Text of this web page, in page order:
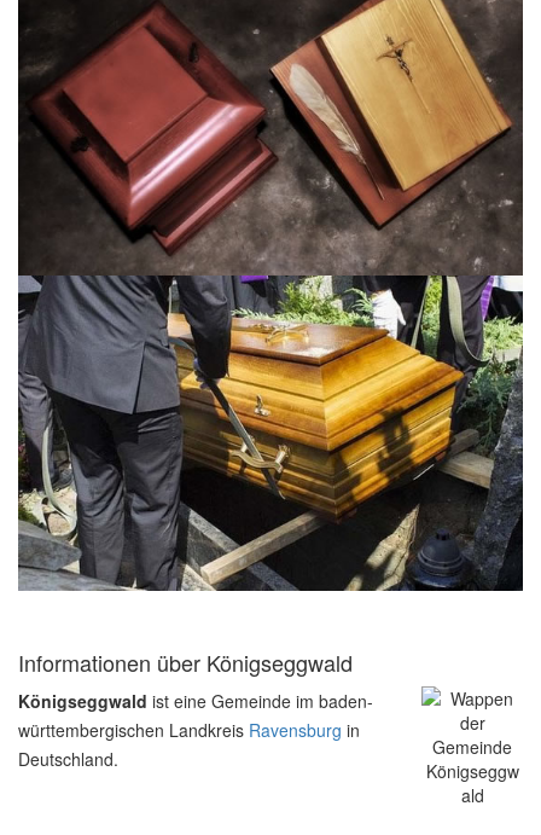
Informationen über Königseggwald
Königseggwald ist eine Gemeinde im baden-
württembergischen Landkreis Ravensburg in
Deutschland.